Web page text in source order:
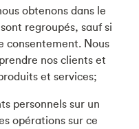
obtenons dans le
regroupés, sauf si
consentement. Nous
nos clients et
et services;
personnels sur un
opérations sur ce